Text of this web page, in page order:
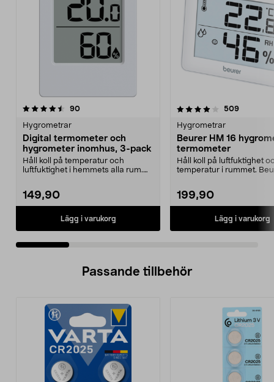
90recensioner
Hygrometrar
Digital termometer och
hygrometer inomhus, 3-pack
Håll koll på temperatur och
luftfuktighet i hemmets alla rum.
149,90
Lägg i varukorg
4.0 av 5 stjärnor 509
Hygrometrar
Beurer HM 16
termometer
Håll koll på luftfuktighet
temperatur i rummet.
199,90
Lägg i varukorg
4.0 av 5 stjärnor
Passande tillbehör